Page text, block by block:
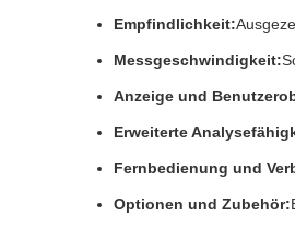
Empfindlichkeit:
Messgeschwindigkeit:
Anzeige und
Erweiterte
Fernbedienung und
Optionen und Zubehör: